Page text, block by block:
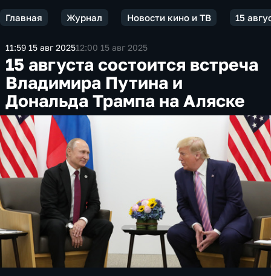
Главная Журнал Новости кино и ТВ 15
11:59 15 авг 202512:00 15 авг 2025
15 августа состоится встреча
Владимира Путина и
Дональда Трампа на Аляске